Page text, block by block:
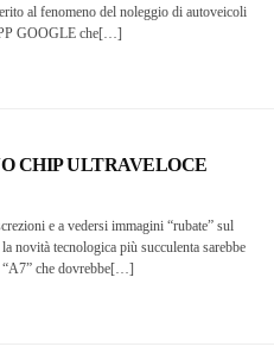
al fenomeno del noleggio di autoveicoli
GOOGLE che[…]
CHIP ULTRAVELOCE
e a vedersi immagini “rubate” sul
novità tecnologica più succulenta sarebbe
che dovrebbe[…]